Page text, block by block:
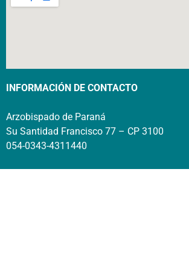
INFORMACIÓN DE CONTACTO
Arzobispado de Paraná
Su Santidad Francisco 77 – CP 3100
054-0343-4311440